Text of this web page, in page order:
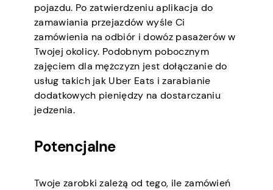
pojazdu. Po zatwierdzeniu aplikacja do
zamawiania przejazdów wyśle Ci
zamówienia na odbiór i dowóz pasażerów w
Twojej okolicy. Podobnym pobocznym
zajęciem dla mężczyzn jest dołączanie do
usług takich jak Uber Eats i zarabianie
dodatkowych pieniędzy na dostarczaniu
jedzenia.
Potencjalne
Twoje zarobki zależą od tego, ile zamówień